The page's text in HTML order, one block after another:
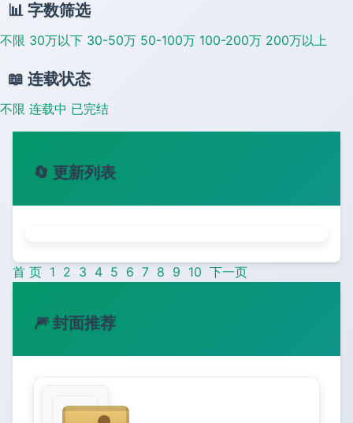
📊 字数筛选
不限 30万以下 30-50万 50-100万 100-200万 200万以上
📖 连载状态
不限 连载中 已完结
🔄 更新列表
首 页 1 2 3 4 5 6 7 8 9 10 下一页
🎆 封面推荐